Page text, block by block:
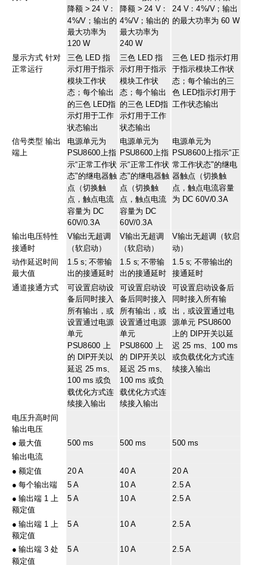
降额 > 24 V：
4%/V；输出的
最大功率为
120 W
降额 > 24 V：
4%/V；输出的
最大功率为
240 W
24 V：4%/V；输出
的最大功率为 60 W
显示方式 针对
正常运行
三色 LED 指
示灯用于指示
模块工作状
态；每个输出
的三色 LED指
示灯用于工作
状态输出
三色 LED 指
示灯用于指示
模块工作状
态；每个输出
的三色 LED指
示灯用于工作
状态输出
三色 LED 指示灯用
于指示模块工作状
态；每个输出的三
色 LED指示灯用于
工作状态输出
信号类型 输出
端上
电源单元为
PSU8600上指
示“正常工作状
态"的继电器触
点（切换触
点，触点电流
容量为 DC
60V/0.3A
电源单元为
PSU8600上指
示“正常工作状
态"的继电器触
点（切换触
点，触点电流
容量为 DC
60V/0.3A
电源单元为
PSU8600上指示“正
常工作状态"的继电
器触点（切换触
点，触点电流容量
为 DC 60V/0.3A
输出电压特性
接通时
V输出无超调
（软启动）
V输出无超调
（软启动）
V输出无超调（软启
动）
动作延迟时间
最大值
1.5 s; 不带输
出的接通延时
1.5 s; 不带输
出的接通延时
1.5 s; 不带输出的
接通延时
通道接通方式
可设置启动设
备后同时接入
所有输出，或
设置通过电源
单元
PSU8600 上
的 DIP开关以
延迟 25 ms、
100 ms 或负
载优化方式连
续接入输出
可设置启动设
备后同时接入
所有输出，或
设置通过电源
单元
PSU8600 上
的 DIP开关以
延迟 25 ms、
100 ms 或负
载优化方式连
续接入输出
可设置启动设备后
同时接入所有输
出，或设置通过电
源单元 PSU8600
上的 DIP开关以延
迟 25 ms、100 ms
或负载优化方式连
续接入输出
电压升高时间
输出电压
●最大值 500 ms 500 ms
500 ms
输出电流
●额定值 20 A 40 A
20 A
●每个输出端 5 A 10 A
2.5 A
●输出端 1 上
额定值
5 A 10 A 2.5 A
●输出端 1 上
额定值
5 A 10 A 2.5 A
●输出端 3 处
额定值
5 A 10 A 2.5 A